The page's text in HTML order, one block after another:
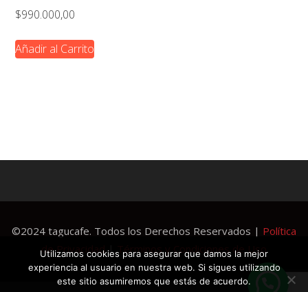
$990.000,00
Añadir al Carrito
Utilizamos cookies para asegurar que damos la mejor
experiencia al usuario en nuestra web. Si sigues utilizando
este sitio asumiremos que estás de acuerdo.
©2024 tagucafe. Todos los Derechos Reservados | Política
de Privacidad|Términos y Condiciones de Uso